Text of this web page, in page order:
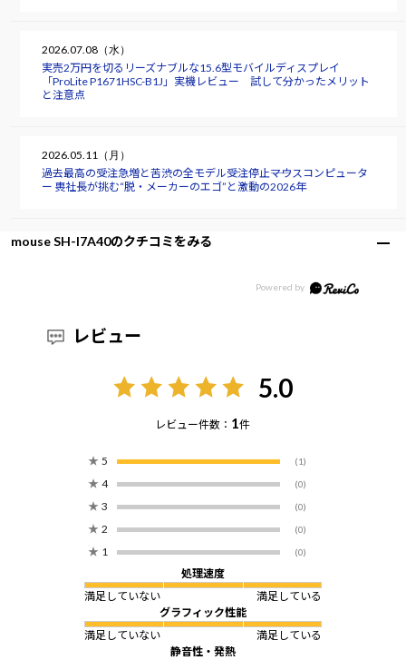
2026.07.08（水）
実売2万円を切るリーズナブルな15.6型モバイルディスプレイ
「ProLite P1671HSC-B1J」実機レビュー 試して分かったメリット
と注意点
2026.05.11（月）
過去最高の受注急増と苦渋の全モデル受注停止――マウスコンピュータ
ー 軣社長が挑む“脱・メーカーのエゴ”と激動の2026年
mouse SH-I7A40のクチコミをみる
レビュー
5.0
レビュー件数： 1件
★ 5 (1)
★ 4 (0)
★ 3 (0)
★ 2 (0)
★ 1 (0)
処理速度
満足していない
満足している
グラフィック性能
満足していない
満足している
静音性・発熱